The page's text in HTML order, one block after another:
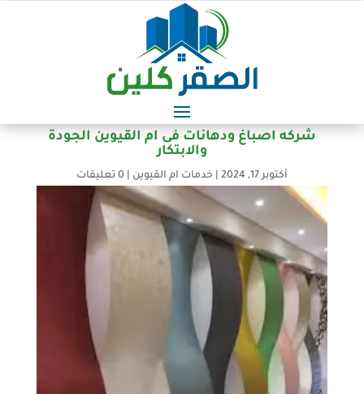
شركه اصباغ ودهانات فى ام القيوين الجودة
والابتكار
أكتوبر 17, 2024 خدمات ام القيوين 0 تعليقات